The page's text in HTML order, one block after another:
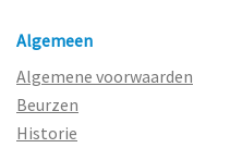
Algemeen
Algemene voorwaarden
Beurzen
Historie